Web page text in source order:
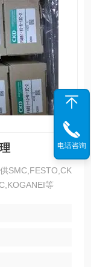
SMC,FESTO,CK
等
电话咨询